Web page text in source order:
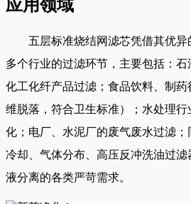
应用领域
五层标准烧结网滤芯凭借其优
多个行业的过滤环节，主要包括：石
化工化纤产品过滤；食品饮料、制
维脱落，符合卫生标准）；水处理
化；电厂、水泥厂的废气废水过滤
冷却、气体分布、高压反冲洗油过滤
液分离的各类严苛需求。